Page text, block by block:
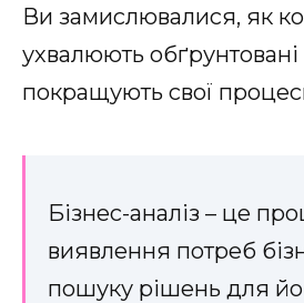
Ви замислювалися, як
ухвалюють
покращують свої
Бізнес-аналіз – це
виявлення потреб
пошуку рішень для